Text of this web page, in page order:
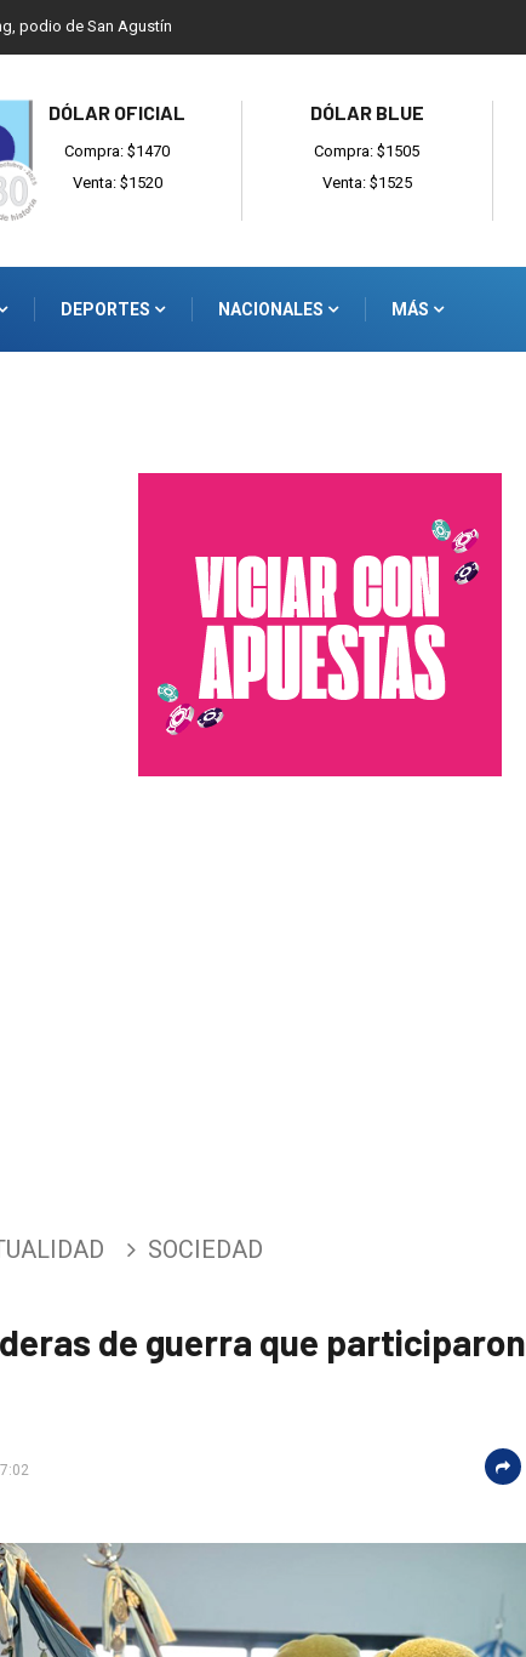
podio de San Agustín
DÓLAR OFICIAL
Compra: $1470
Venta: $1520
DÓLAR BLUE
Compra: $1505
Venta: $1525
DEPORTES NACIONALES MÁS
SOCIEDAD
de guerra que participaron